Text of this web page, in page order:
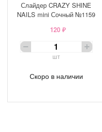
Слайдер CRAZY SHINE
NAILS mini Сочный №1159
120 ₽
шт
Скоро в наличии